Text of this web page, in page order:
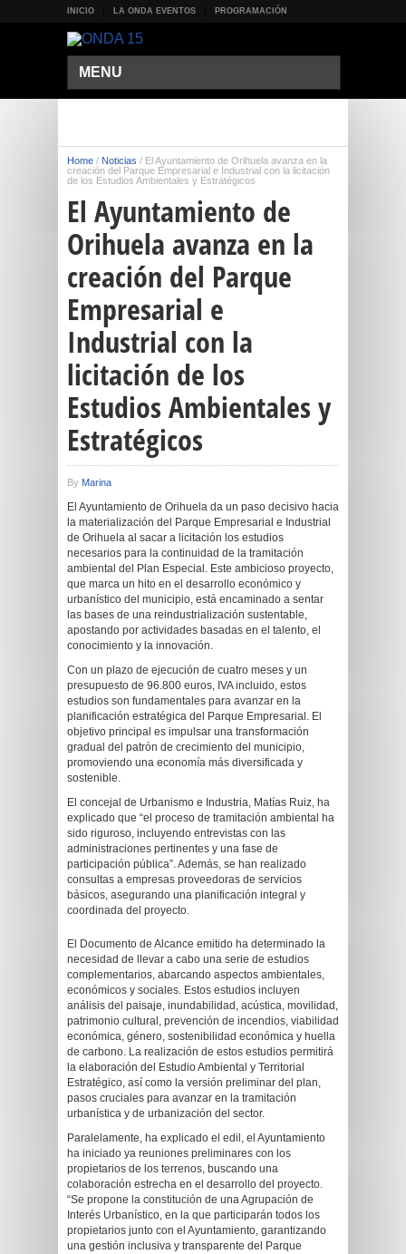
INICIO LA ONDA EVENTOS PROGRAMACIÓN
MENU
Home / Noticias / El Ayuntamiento de Orihuela avanza en la
creación del Parque Empresarial e Industrial con la licitación
de los Estudios Ambientales y Estratégicos
El Ayuntamiento de
Orihuela avanza en la
creación del Parque
Empresarial e
Industrial con la
licitación de los
Estudios Ambientales y
Estratégicos
By Marina
El Ayuntamiento de Orihuela da un paso decisivo hacia
la materialización del Parque Empresarial e Industrial
de Orihuela al sacar a licitación los estudios
necesarios para la continuidad de la tramitación
ambiental del Plan Especial. Este ambicioso proyecto,
que marca un hito en el desarrollo económico y
urbanístico del municipio, está encaminado a sentar
las bases de una reindustrialización sustentable,
apostando por actividades basadas en el talento, el
conocimiento y la innovación.
Con un plazo de ejecución de cuatro meses y un
presupuesto de 96.800 euros, IVA incluido, estos
estudios son fundamentales para avanzar en la
planificación estratégica del Parque Empresarial. El
objetivo principal es impulsar una transformación
gradual del patrón de crecimiento del municipio,
promoviendo una economía más diversificada y
sostenible.
El concejal de Urbanismo e Industria, Matías Ruiz, ha
explicado que “el proceso de tramitación ambiental ha
sido riguroso, incluyendo entrevistas con las
administraciones pertinentes y una fase de
participación pública”. Además, se han realizado
consultas a empresas proveedoras de servicios
básicos, asegurando una planificación integral y
coordinada del proyecto.
El Documento de Alcance emitido ha determinado la
necesidad de llevar a cabo una serie de estudios
complementarios, abarcando aspectos ambientales,
económicos y sociales. Estos estudios incluyen
análisis del paisaje, inundabilidad, acústica, movilidad,
patrimonio cultural, prevención de incendios, viabilidad
económica, género, sostenibilidad económica y huella
de carbono. La realización de estos estudios permitirá
la elaboración del Estudio Ambiental y Territorial
Estratégico, así como la versión preliminar del plan,
pasos cruciales para avanzar en la tramitación
urbanística y de urbanización del sector.
Paralelamente, ha explicado el edil, el Ayuntamiento
ha iniciado ya reuniones preliminares con los
propietarios de los terrenos, buscando una
colaboración estrecha en el desarrollo del proyecto.
“Se propone la constitución de una Agrupación de
Interés Urbanístico, en la que participarán todos los
propietarios junto con el Ayuntamiento, garantizando
una gestión inclusiva y transparente del Parque